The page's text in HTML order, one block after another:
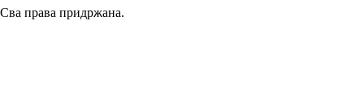
Сва права придржана.